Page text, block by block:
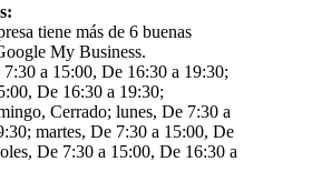
tiene más de 6 buenas
My Business.
a 15:00, De 16:30 a 19:30;
De 16:30 a 19:30;
Cerrado; lunes, De 7:30 a
martes, De 7:30 a 15:00, De
De 7:30 a 15:00, De 16:30 a